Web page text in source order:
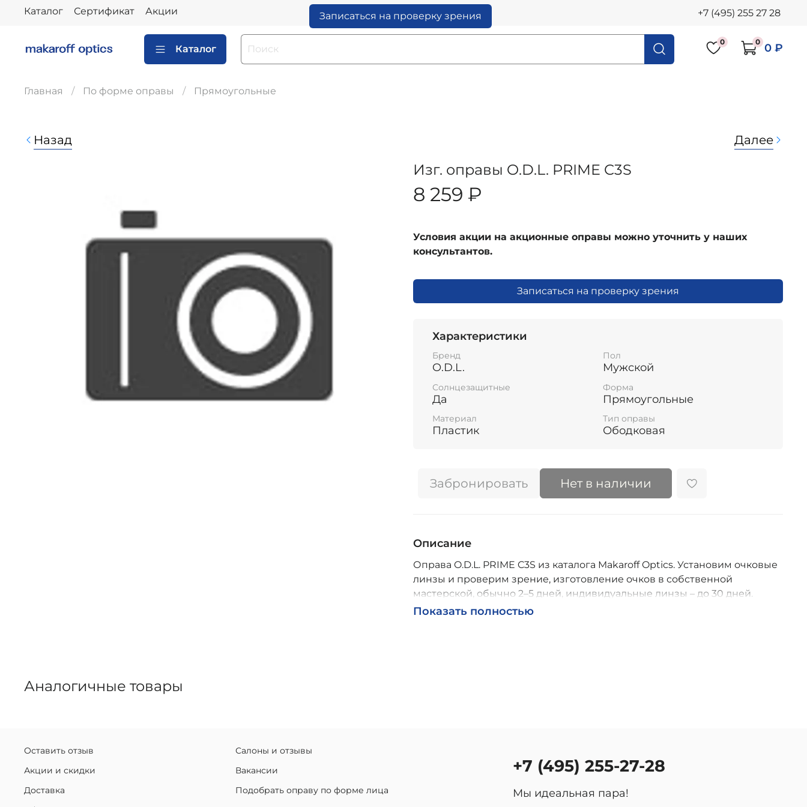
Каталог Сертификат Акции Записаться на проверку зрения +7 (495) 255 27 28
Каталог
0 0 0 ₽
Главная По форме оправы Прямоугольные
Назад Далее
Изг. оправы O.D.L. PRIME C3S
8 259 ₽
Условия акции на акционные оправы можно уточнить у наших
консультантов.
Записаться на проверку зрения
Характеристики
Бренд
O.D.L.
Пол
Мужской
Солнцезащитные
Да
Форма
Прямоугольные
Материал
Пластик
Тип оправы
Ободковая
Забронировать Нет в наличии
Описание
Оправа O.D.L. PRIME C3S из каталога Makaroff Optics. Установим очковые
линзы и проверим зрение, изготовление очков в собственной
мастерской, обычно 2–5 дней, индивидуальные линзы – до 30 дней.
Возможна доставка по России.
Показать полностью
Аналогичные товары
Оставить отзыв
Акции и скидки
Доставка
Салоны и отзывы
Вакансии
Подобрать оправу по форме лица
+7 (495) 255-27-28
Мы идеальная пара!